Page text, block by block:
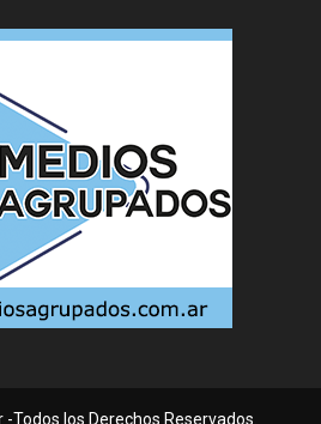
Todos los Derechos Reservados.